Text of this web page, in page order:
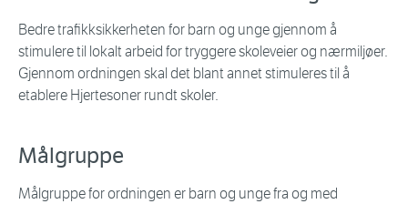
Bedre trafikksikkerheten for barn og unge gjennom å
stimulere til lokalt arbeid for tryggere skoleveier og nærmiljøer.
Gjennom ordningen skal det blant annet stimuleres til å
etablere Hjertesoner rundt skoler.
Målgruppe
Målgruppe for ordningen er barn og unge fra og med